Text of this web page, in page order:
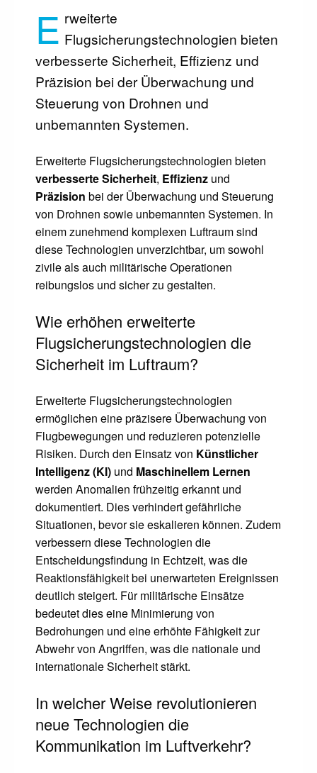
E rweiterte
Flugsicherungstechnologien bieten
verbesserte Sicherheit, Effizienz und
Präzision bei der Überwachung und
Steuerung von Drohnen und
unbemannten Systemen.
Erweiterte Flugsicherungstechnologien bieten
verbesserte Sicherheit, Effizienz und
Präzision bei der Überwachung und Steuerung
von Drohnen sowie unbemannten Systemen. In
einem zunehmend komplexen Luftraum sind
diese Technologien unverzichtbar, um sowohl
zivile als auch militärische Operationen
reibungslos und sicher zu gestalten.
Wie erhöhen erweiterte
Flugsicherungstechnologien die
Sicherheit im Luftraum?
Erweiterte Flugsicherungstechnologien
ermöglichen eine präzisere Überwachung von
Flugbewegungen und reduzieren potenzielle
Risiken. Durch den Einsatz von Künstlicher
Intelligenz (KI) und Maschinellem Lernen
werden Anomalien frühzeitig erkannt und
dokumentiert. Dies verhindert gefährliche
Situationen, bevor sie eskalieren können. Zudem
verbessern diese Technologien die
Entscheidungsfindung in Echtzeit, was die
Reaktionsfähigkeit bei unerwarteten Ereignissen
deutlich steigert. Für militärische Einsätze
bedeutet dies eine Minimierung von
Bedrohungen und eine erhöhte Fähigkeit zur
Abwehr von Angriffen, was die nationale und
internationale Sicherheit stärkt.
In welcher Weise revolutionieren
neue Technologien die
Kommunikation im Luftverkehr?